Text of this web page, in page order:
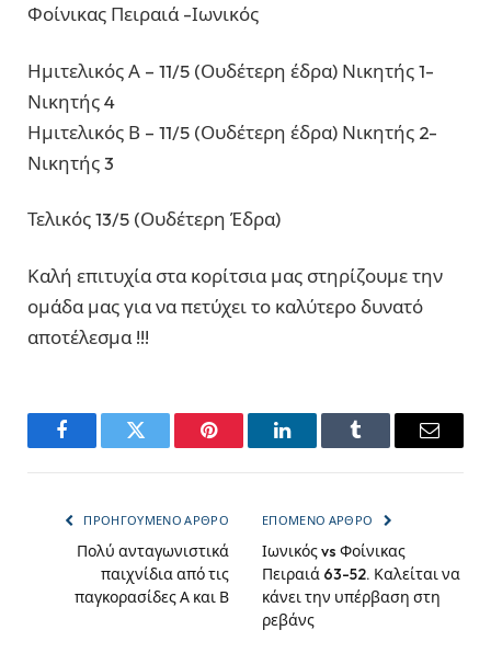
Φοίνικας Πειραιά -Ιωνικός
Ημιτελικός Α – 11/5 (Ουδέτερη έδρα) Νικητής 1-
Νικητής 4
Ημιτελικός Β – 11/5 (Ουδέτερη έδρα) Νικητής 2-
Νικητής 3
Τελικός 13/5 (Ουδέτερη Έδρα)
Καλή επιτυχία στα κορίτσια μας στηρίζουμε την
ομάδα μας για να πετύχει το καλύτερο δυνατό
αποτέλεσμα !!!
FacebookTwitter Pinterest LinkedInTumblr Email
ΠΡΟΗΓΟΎΜΕΝΟ ΆΡΘΡΟ
Πολύ ανταγωνιστικά
παιχνίδια από τις
παγκορασίδες Α και Β
ΕΠΌΜΕΝΟ ΆΡΘΡΟ
Ιωνικός vs Φοίνικας
Πειραιά 63-52. Καλείται να
κάνει την υπέρβαση στη
ρεβάνς